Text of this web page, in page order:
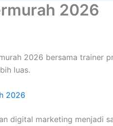
2026
2026 bersama trainer
luas.
2026
digital marketing menjadi